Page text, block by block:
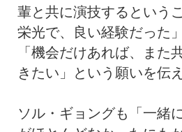
輩と共に演技するという
栄光で、良い経験だった
「機会だけあれば、また
きたい」という願いを伝え
ソル・ギョングも「一緒